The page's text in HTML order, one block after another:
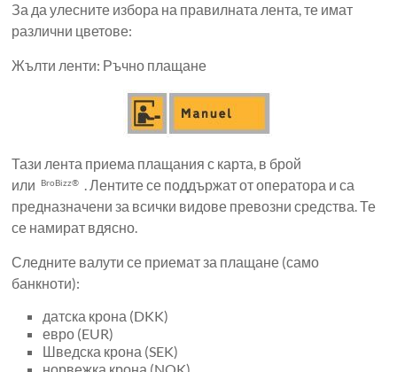
За да улесните избора на правилната лента, те имат
различни цветове:
Жълти ленти: Ръчно плащане
Тази лента приема плащания с карта, в брой
или
BroBizz® . Лентите се поддържат от оператора и са
предназначени за всички видове превозни средства. Те
се намират вдясно.
Следните валути се приемат за плащане (само
банкноти):
датска крона (DKK)
евро (EUR)
Шведска крона (SEK)